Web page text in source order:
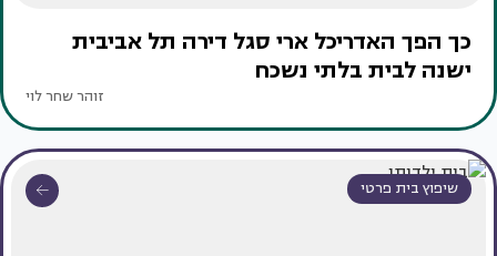
כך הפך האדריכל ארי סגל דירה תל אביבית
ישנה לבית בלתי נשכח
זוהר שחר לוי
שיפוץ בית פרטי